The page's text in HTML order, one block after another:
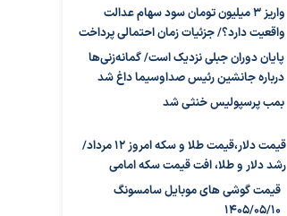
واریز ۳ میلیون تومان سود سهام عدالت
واقعیت دارد؟/ جزئیات زمان احتمالی پرداخت
پایان دوران جبلی نزدیک است/ گمانه‌زنی‌ها
درباره جانشین رئیس صداوسیما داغ شد
بمب پرسپولیس خنثی شد
قیمت دلار،قیمت طلا و سکه امروز ۱۲ مرداد/
رشد دلار و طلا، افت قیمت سکه امامی
قیمت گوشی های موبایل سامسونگ
1405/05/10